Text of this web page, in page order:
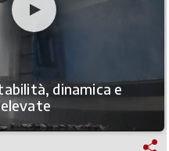
dinamica e